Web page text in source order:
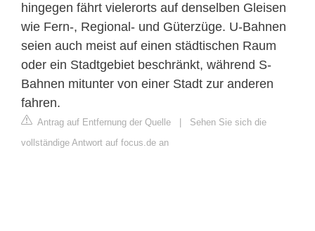
hingegen fährt vielerorts auf denselben Gleisen
wie Fern-, Regional- und Güterzüge. U-Bahnen
seien auch meist auf einen städtischen Raum
oder ein Stadtgebiet beschränkt, während S-
Bahnen mitunter von einer Stadt zur anderen
fahren.
Antrag auf Entfernung der Quelle
Sehen Sie sich die
vollständige Antwort auf focus.de an